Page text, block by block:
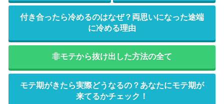
付き合ったら冷めるのはなぜ？両思いになった途端
に冷める理由
非モテから抜け出した方法の全て
モテ期がきたら実際どうなるの？あなたにモテ期が
来てるかチェック！